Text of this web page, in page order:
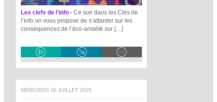
Les clefs de l'info - Ce soir dans les Clés de
l’info on vous propose de s’attarder sur les
conséquences de l’éco-anxiété sur […]
MERCREDI 16 JUILLET 2025